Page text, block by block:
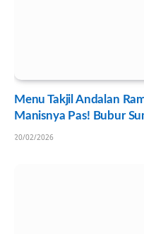
Menu Takjil Andalan
Manisnya Pas! Bubur
20/02/2026